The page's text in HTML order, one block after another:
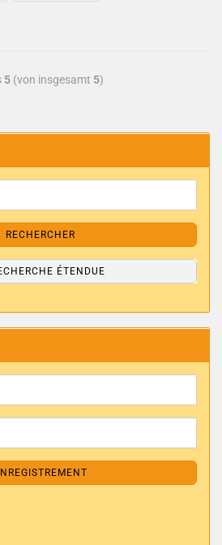
5(von insgesamt 5)
RECHERCHER
ÉTENDUE